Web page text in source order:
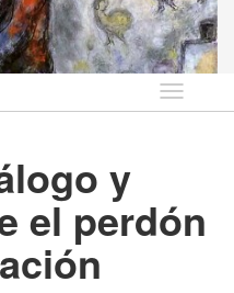
Idioma
y
el perdón